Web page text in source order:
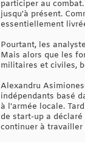
participer au
jusqu'à présent.
essentiellement
Pourtant, les
Mais alors que les
militaires et civiles,
Alexandru
indépendants basé
à l'armée locale.
de start-up a
continuer à travailler